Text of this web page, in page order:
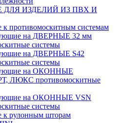
ИЗДЕЛИЙ ИЗ ПВХ И
противомоскитным системам
на ДВЕРНЫЕ 32 мм
системы
на ДВЕРНЫЕ S42
системы
на ОКОННЫЕ
ЛЮКС противомоскитные
на ОКОННЫЕ VSN
системы
к рулонным шторам